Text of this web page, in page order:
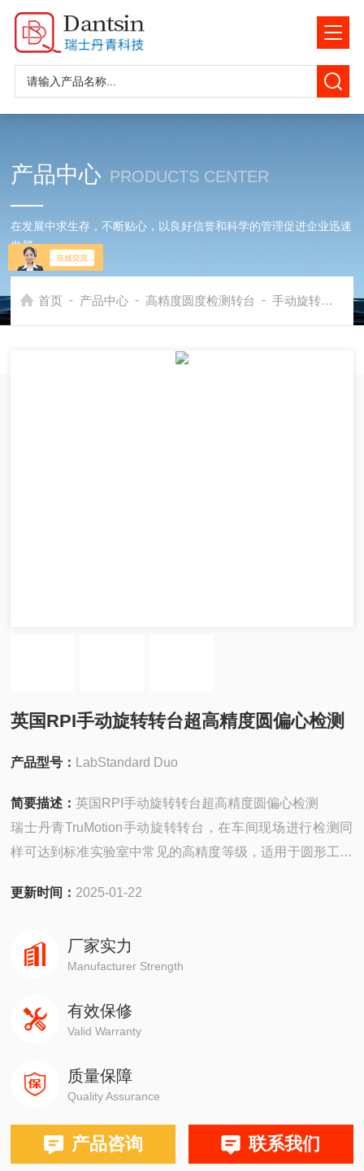
产品中心 PRODUCTS CENTER
在发展中求生存，不断贴心，以良好信誉和科学的管理促进企业迅速
发展
首页 - 产品中心 - 高精度圆度检测转台 - 手动旋转转台
英国RPI手动旋转转台超高精度圆偏心检测
产品型号： LabStandard Duo
简要描述：英国RPI手动旋转转台超高精度圆偏心检测
瑞士丹青TruMotion手动旋转转台，在车间现场进行检测同
样可达到标准实验室中常见的高精度等级，适用于圆形工件
承、航空发动机元件及光学组件等，可以与SYLVAC软件和
更新时间： 2025-01-22
厂家实力
Manufacturer Strength
有效保修
Valid Warranty
质量保障
Quality Assurance
产品咨询 联系我们